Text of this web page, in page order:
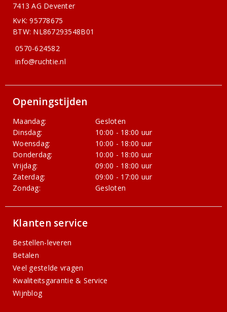
7413 AG Deventer
KvK: 95778675
BTW: NL867293548B01
0570-624582
info@ruchtie.nl
Openingstijden
Maandag:
Gesloten
Dinsdag:
10:00 - 18:00 uur
Woensdag:
10:00 - 18:00 uur
Donderdag:
10:00 - 18:00 uur
Vrijdag:
09:00 - 18:00 uur
Zaterdag:
09:00 - 17:00 uur
Zondag:
Gesloten
Klanten service
Bestellen-leveren
Betalen
Veel gestelde vragen
Kwaliteitsgarantie & Service
Wijnblog